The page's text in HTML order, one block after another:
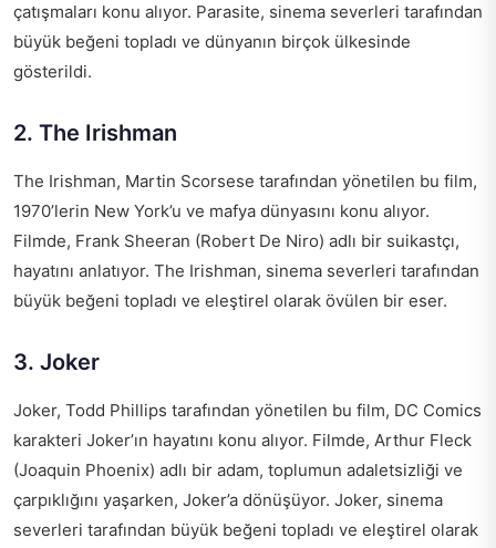
çatışmaları konu alıyor. Parasite, sinema severleri tarafından
büyük beğeni topladı ve dünyanın birçok ülkesinde
gösterildi.
2. The Irishman
The Irishman, Martin Scorsese tarafından yönetilen bu film,
1970’lerin New York’u ve mafya dünyasını konu alıyor.
Filmde, Frank Sheeran (Robert De Niro) adlı bir suikastçı,
hayatını anlatıyor. The Irishman, sinema severleri tarafından
büyük beğeni topladı ve eleştirel olarak övülen bir eser.
3. Joker
Joker, Todd Phillips tarafından yönetilen bu film, DC Comics
karakteri Joker’ın hayatını konu alıyor. Filmde, Arthur Fleck
(Joaquin Phoenix) adlı bir adam, toplumun adaletsizliği ve
çarpıklığını yaşarken, Joker’a dönüşüyor. Joker, sinema
severleri tarafından büyük beğeni topladı ve eleştirel olarak